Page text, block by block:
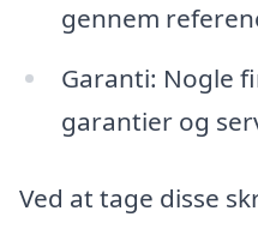
gennem
Garanti: Nogle
garantier og
Ved at tage disse